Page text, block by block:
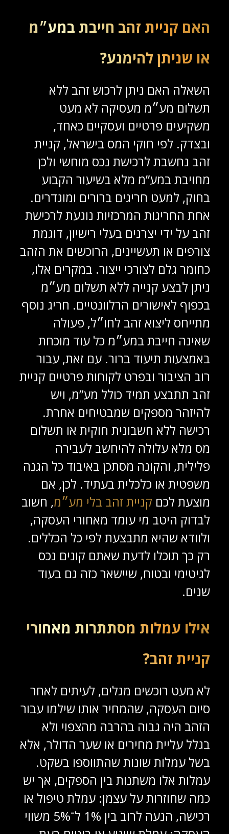
האם קניית זהב חייבת במע״מ
או שניתן להימנע?
השאלה האם ניתן לרכוש זהב ללא
תשלום מע״מ מעסיקה לא מעט
משקיעים פרטיים ועסקיים כאחד,
ובצדק. לפי חוקי המס בישראל, קניית
זהב נחשבת לרכישת נכס מוחשי ולכן
מחויבת במע”מ מלא בשיעור הקבוע
בחוק, למעט חריגים ברורים ומוגדרים.
אחת החריגות המרכזיות נוגעת לרכישת
זהב על ידי יצרנים בעלי רישיון, דוגמת
צורפים או תעשיינים, הרוכשים את הזהב
כחומר גלם לצורכי ייצור. במקרים אלו,
ניתן לבצע קנייה ללא תשלום מע״מ
בכפוף לאישורים הרלוונטיים. חריג נוסף
מתייחס ליצוא זהב לחו״ל, פעולה
שאינה חייבת במע״מ כל עוד מוכחת
באמצעות תיעוד ברור. עם זאת, עבור
רוב הציבור ובפרט לקוחות פרטיים קניית
זהב תתבצע תמיד כולל מע”מ, ויש
להיזהר מספקים שמבטיחים אחרת.
רכישה ללא חשבונית חוקית או תשלום
מס מלא עלולה להיחשב לעבירה
פלילית, והקונה מסתכן באיבוד כל הגנה
משפטית או כלכלית בעתיד. לכן, אם
מוצעת לכם קניית זהב בלי מע״מ, חשוב
לבדוק היטב מי עומד מאחורי העסקה,
ולוודא שהיא מתבצעת לפי כל הכללים.
רק כך תוכלו לדעת שאתם קונים נכס
לגיטימי ובטוח, שיישאר כזה גם בעוד
שנים.
אילו עמלות מסתתרות מאחורי
קניית זהב?
לא מעט רוכשים מגלים, לעיתים לאחר
סיום העסקה, שהמחיר אותו שילמו עבור
הזהב היה גבוה בהרבה מהצפוי ולא
בגלל עליית מחירים או שער הדולר, אלא
בשל עמלות שונות שהתווספו בשקט.
עמלות אלו משתנות בין הספקים, אך יש
כמה שחוזרות על עצמן: עמלת טיפול או
רכישה, הנעה לרוב בין 1% ל־5% משווי